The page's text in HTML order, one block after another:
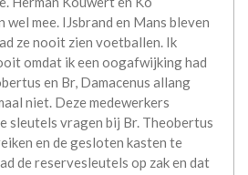
mee. IJsbrand en Mans bleven
ze nooit zien voetballen. Ik
omdat ik een oogafwijking had
en Br, Damacenus allang
niet. Deze medewerkers
sleutels vragen bij Br. Theobertus
en de gesloten kasten te
de reservesleutels op zak en dat